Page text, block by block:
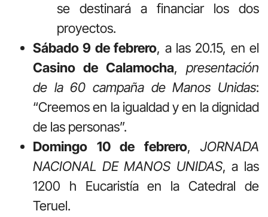
se destinará a financiar los dos
proyectos.
Sábado 9 de febrero, a las 20.15, en el
Casino de Calamocha, presentación
de la 60 campaña de Manos Unidas:
“Creemos en la igualdad y en la dignidad
de las personas”.
Domingo 10 de febrero, JORNADA
NACIONAL DE MANOS UNIDAS, a las
1200 h Eucaristía en la Catedral de
Teruel.